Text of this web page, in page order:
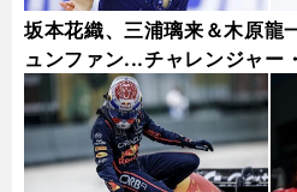
坂本花織、三浦璃来＆木原龍
ュンファン...チャレンジャー
杯フォトギャラリー